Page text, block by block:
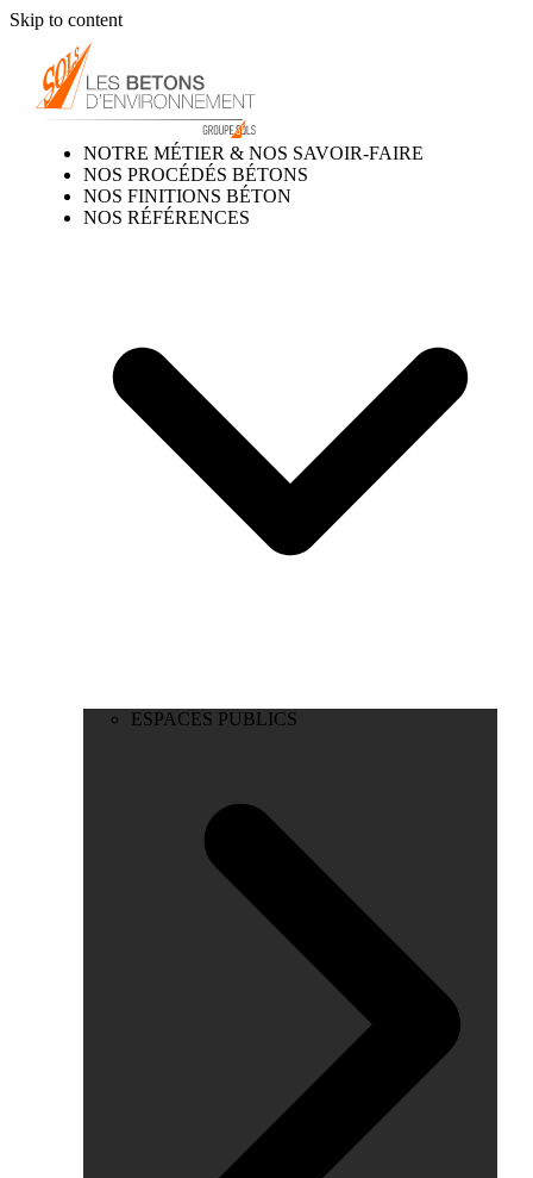
Skip to content
NOTRE MÉTIER & NOS SAVOIR-FAIRE
NOS PROCÉDÉS BÉTONS
NOS FINITIONS BÉTON
NOS RÉFÉRENCES
ESPACES PUBLICS